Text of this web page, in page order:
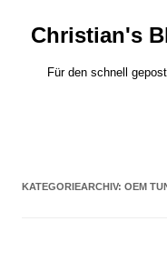
springen
Christian's
Für den schnell
KATEGORIEARCHIV: OEM